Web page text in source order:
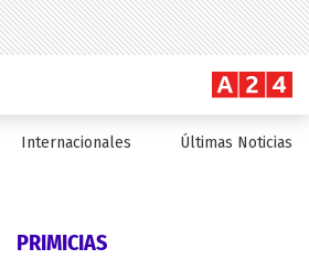
Internacionales Últimas Noticias
PRIMICIAS